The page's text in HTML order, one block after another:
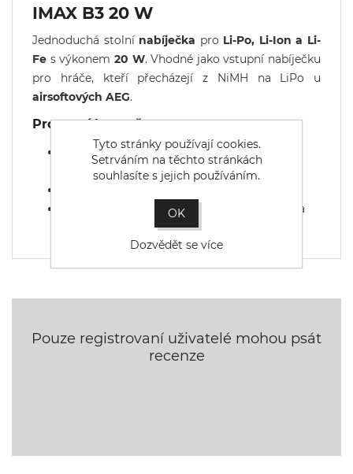
IMAX B3 20 W
Jednoduchá stolní nabíječka pro Li-Po, Li-Ion a Li-
Fe s výkonem 20 W. Vhodné jako vstupní nabíječku
pro hráče, kteří přecházejí z NiMH na LiPo u
airsoftových AEG.
Provozní bezpečnost
nabíjej pouze pod dohledem na nehořlavém
povrchu,
u složitějších sestav zvaž později upgrade na
balancérovou inteligentní nabíječku.
Pouze registrovaní uživatelé mohou psát
recenze
Tyto stránky používají cookies.
Setrváním na těchto stránkách
souhlasíte s jejich používáním.
OK
Dozvědět se více